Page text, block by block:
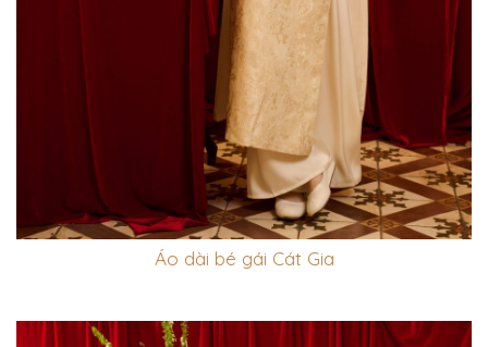
Áo dài bé gái Cát Gia